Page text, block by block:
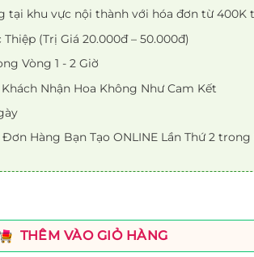
tại khu vực nội thành với hóa đơn từ 400K
(Trị Giá 20.000đ – 50.000đ)
Vòng 1 - 2 Giờ
Nhận Hoa Không Như Cam Kết
Đơn Hàng Bạn Tạo ONLINE Lần Thứ 2
THÊM VÀO GIỎ HÀNG